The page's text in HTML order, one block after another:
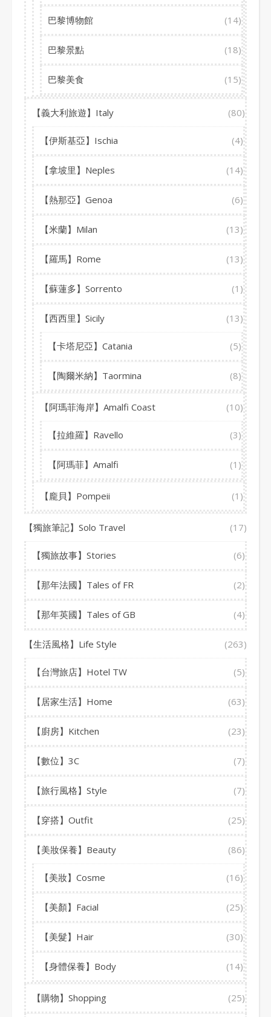
巴黎博物館 (14)
巴黎景點 (18)
巴黎美食 (15)
【義大利旅遊】Italy (80)
【伊斯基亞】Ischia (4)
【拿坡里】Neples (14)
【熱那亞】Genoa (6)
【米蘭】Milan (13)
【羅馬】Rome (13)
【蘇蓮多】Sorrento (1)
【西西里】Sicily (13)
【卡塔尼亞】Catania (5)
【陶爾米納】Taormina (8)
【阿瑪菲海岸】Amalfi Coast (10)
【拉維羅】Ravello (3)
【阿瑪菲】Amalfi (1)
【龐貝】Pompeii (1)
【獨旅筆記】Solo Travel (17)
【獨旅故事】Stories (6)
【那年法國】Tales of FR (2)
【那年英國】Tales of GB (4)
【生活風格】Life Style (263)
【台灣旅店】Hotel TW (5)
【居家生活】Home (63)
【廚房】Kitchen (23)
【數位】3C (7)
【旅行風格】Style (7)
【穿搭】Outfit (25)
【美妝保養】Beauty (86)
【美妝】Cosme (16)
【美顏】Facial (25)
【美髮】Hair (30)
【身體保養】Body (14)
【購物】Shopping (25)